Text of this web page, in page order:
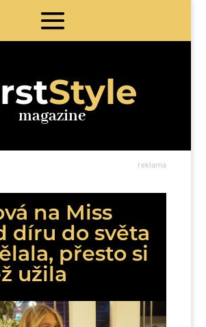
Style
magazine
reklama
na Miss
díru do světa
přesto si
užila